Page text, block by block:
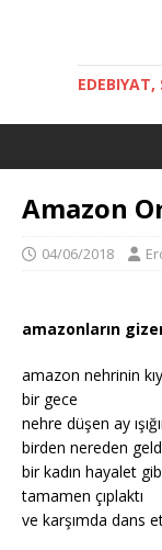
EDEBIYAT,
Amazon
04/06/2018
amazonların
amazon nehrinin
bir gece
nehre düşen ay
birden nereden
bir kadın hayalet
tamamen çıplaktı
ve karşımda dans